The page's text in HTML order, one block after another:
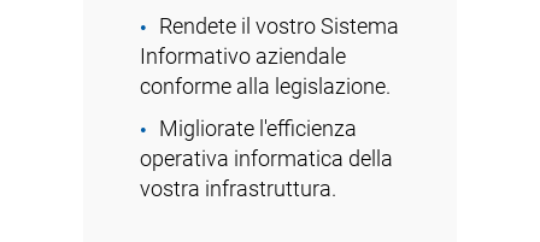
Rendete il vostro Sistema
Informativo aziendale
conforme alla legislazione.
Migliorate l'efficienza
operativa informatica della
vostra infrastruttura.